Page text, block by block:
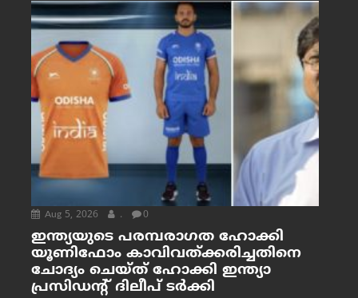
Aug 5, 2026 . 0
ഇന്ത്യയുടെ പരമ്പരാഗത ഹോക്കി
യൂണിഫോം കാവിവത്ക്കരിച്ചതിനെ
ചോദ്യം ചെയ്ത് ഹോക്കി ഇന്ത്യാ
പ്രസിഡന്റ് ദിലീപ് ടര്‍ക്കി